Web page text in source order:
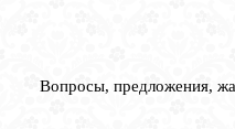
Вопросы, предложения,